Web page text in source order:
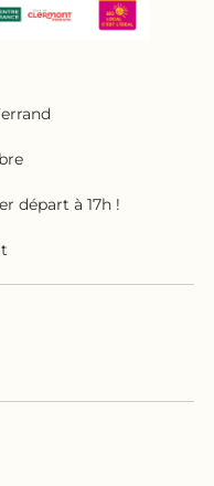
départ à 17h !